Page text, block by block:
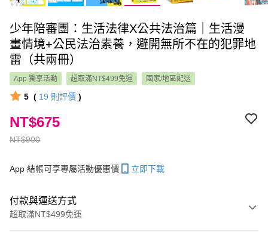
少年陪審團：生活法律X公共法治篇｜生活漫
畫情境+公民法治素養，避開無所不在的犯罪地
雷（共兩冊）
App 獨享活動 超取滿NT$499免運 國家/地區配送
5 ( 19 則評價 )
NT$900
NT$675
App 結帳可享專屬活動優惠價 立即下載
付款與運送方式
超取滿NT$499免運